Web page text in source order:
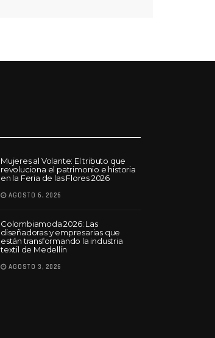
Mujeres al Volante: El tributo que
revoluciona el patrimonio e historia
en la Feria de las Flores 2026
AGOSTO 6, 2026
Colombiamoda 2026: Las
diseñadoras y empresarias que
están transformando la industria
textil de Medellín
AGOSTO 3, 2026